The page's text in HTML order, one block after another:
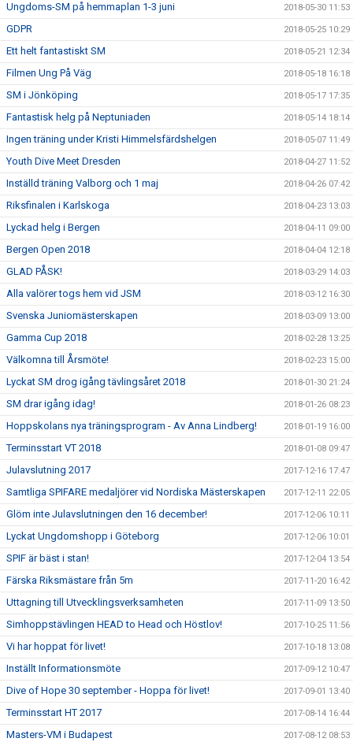
Ungdoms-SM på hemmaplan 1-3 juni 2018-05-30 11:53
GDPR 2018-05-25 10:29
Ett helt fantastiskt SM 2018-05-21 12:34
Filmen Ung På Väg 2018-05-18 16:18
SM i Jönköping 2018-05-17 17:35
Fantastisk helg på Neptuniaden 2018-05-14 18:14
Ingen träning under Kristi Himmelsfärdshelgen 2018-05-07 11:49
Youth Dive Meet Dresden 2018-04-27 11:52
Inställd träning Valborg och 1 maj 2018-04-26 07:42
Riksfinalen i Karlskoga 2018-04-23 13:03
Lyckad helg i Bergen 2018-04-11 09:00
Bergen Open 2018 2018-04-04 12:18
GLAD PÅSK! 2018-03-29 14:03
Alla valörer togs hem vid JSM 2018-03-12 16:30
Svenska Juniomästerskapen 2018-03-09 13:00
Gamma Cup 2018 2018-02-28 13:25
Välkomna till Årsmöte! 2018-02-23 15:00
Lyckat SM drog igång tävlingsåret 2018 2018-01-30 21:24
SM drar igång idag! 2018-01-26 08:23
Hoppskolans nya träningsprogram - Av Anna Lindberg! 2018-01-19 16:00
Terminsstart VT 2018 2018-01-08 09:47
Julavslutning 2017 2017-12-16 17:47
Samtliga SPIFARE medaljörer vid Nordiska Mästerskapen 2017-12-11 22:05
Glöm inte Julavslutningen den 16 december! 2017-12-06 10:11
Lyckat Ungdomshopp i Göteborg 2017-12-06 10:01
SPIF är bäst i stan! 2017-12-04 13:54
Färska Riksmästare från 5m 2017-11-20 16:42
Uttagning till Utvecklingsverksamheten 2017-11-09 13:50
Simhoppstävlingen HEAD to Head och Höstlov! 2017-10-25 11:56
Vi har hoppat för livet! 2017-10-18 13:08
Inställt Informationsmöte 2017-09-12 10:47
Dive of Hope 30 september - Hoppa för livet! 2017-09-01 13:40
Terminsstart HT 2017 2017-08-14 16:44
Masters-VM i Budapest 2017-08-12 08:53